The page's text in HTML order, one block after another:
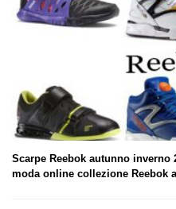
Scarpe Reebok autunno inverno
moda online collezione Reebok